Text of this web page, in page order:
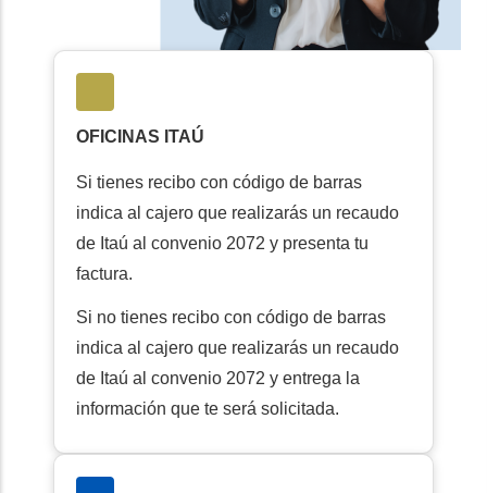
OFICINAS ITAÚ
Si tienes recibo con código de barras
indica al cajero que realizarás un recaudo
de Itaú al convenio 2072 y presenta tu
factura.
Si no tienes recibo con código de barras
indica al cajero que realizarás un recaudo
de Itaú al convenio 2072 y entrega la
información que te será solicitada.